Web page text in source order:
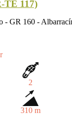
TE 117)
- GR 160 -
2
310 m